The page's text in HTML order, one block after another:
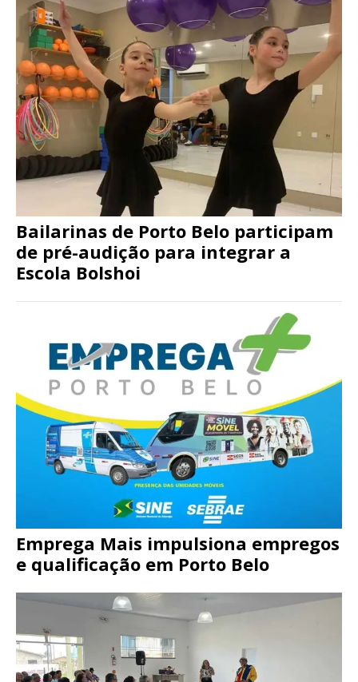
Bailarinas de Porto Belo participam
de pré-audição para integrar a
Escola Bolshoi
Emprega Mais impulsiona empregos
e qualificação em Porto Belo